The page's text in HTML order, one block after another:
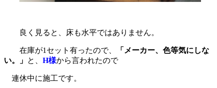
良く見ると、床も水平ではありません。
在庫が1セット有ったので、
「メーカー、色等気にしな
い。」 と、 H様から言われたので
連休中に施工です。